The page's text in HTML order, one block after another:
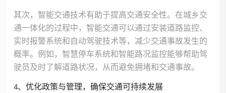
其次，智能交通技术有助于提高交通安全性。在城乡交
通一体化的过程中，智能交通可以通过安装道路监控、
实时报警系统和自动驾驶技术等，减少交通事故发生的
概率。例如，智慧停车系统和智能路况监控能够帮助驾
驶员及时了解道路状况，从而避免拥堵和交通事故。
4、优化政策与管理，确保交通可持续发展